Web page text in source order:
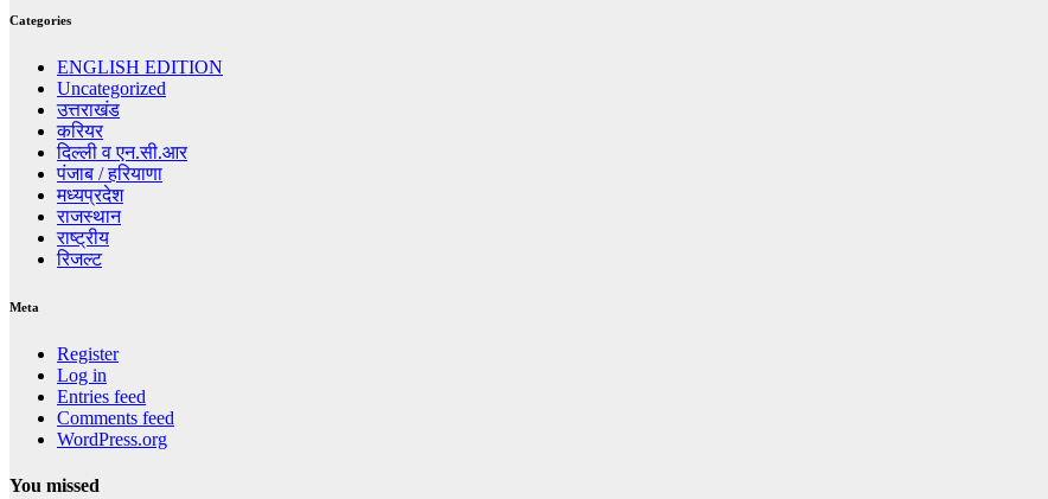
Categories
ENGLISH EDITION
Uncategorized
उत्तराखंड
करियर
दिल्ली व एन.सी.आर
पंजाब / हरियाणा
मध्यप्रदेश
राजस्थान
राष्ट्रीय
रिजल्ट
Meta
Register
Log in
Entries feed
Comments feed
WordPress.org
You missed